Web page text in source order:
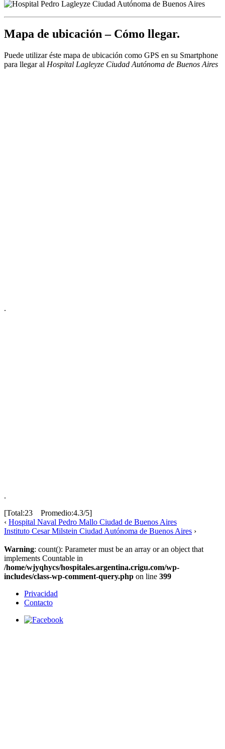
Mapa de ubicación – Cómo llegar.
Puede utilizar éste mapa de ubicación como GPS en su Smartphone
para llegar al Hospital Lagleyze Ciudad Autónoma de Buenos Aires
.
.
[Total:23 Promedio:4.3/5]
‹ Hospital Naval Pedro Mallo Ciudad de Buenos Aires
Instituto Cesar Milstein Ciudad Autónoma de Buenos Aires ›
Warning: count(): Parameter must be an array or an object that
implements Countable in
/home/wjyqhycs/hospitales.argentina.crigu.com/wp-
includes/class-wp-comment-query.php on line 399
Privacidad
Contacto